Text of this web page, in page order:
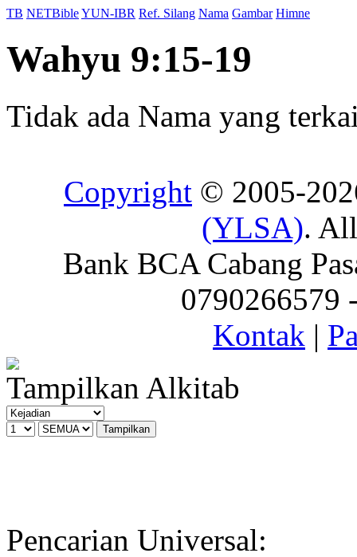
TB NETBibleYUN-IBR Ref. Silang Nama Gambar Himne
Wahyu 9:15-19
Tidak ada Nama yang
Copyright © 2005-
(YLSA).
Bank BCA Cabang
0790266579
Kontak |
Tampilkan Alkitab
Pencarian Universal: